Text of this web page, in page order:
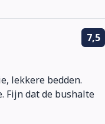
7,5
lekkere bedden.
Fijn dat de bushalte